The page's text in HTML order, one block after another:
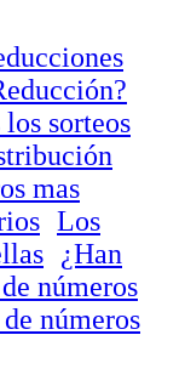
los sorteos
mas
Los
¿Han
números
números